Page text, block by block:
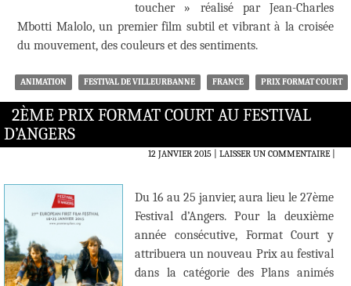
toucher » réalisé par Jean-Charles
Mbotti Malolo, un premier film subtil et vibrant à la croisée
du mouvement, des couleurs et des sentiments.
ANIMATION FESTIVAL DE VILLEURBANNE FRANCE PRIX FORMAT COURT
2ÈME PRIX FORMAT COURT AU FESTIVAL
D’ANGERS
12 JANVIER 2015 LAISSER UN COMMENTAIRE|
Du 16 au 25 janvier, aura lieu le 27ème
Festival d’Angers. Pour la deuxième
année consécutive, Format Court y
attribuera un nouveau Prix au festival
dans la catégorie des Plans animés